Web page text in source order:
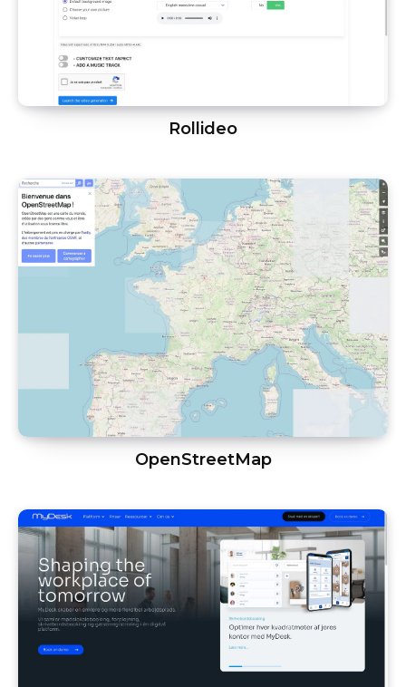
Rollideo
OpenStreetMap